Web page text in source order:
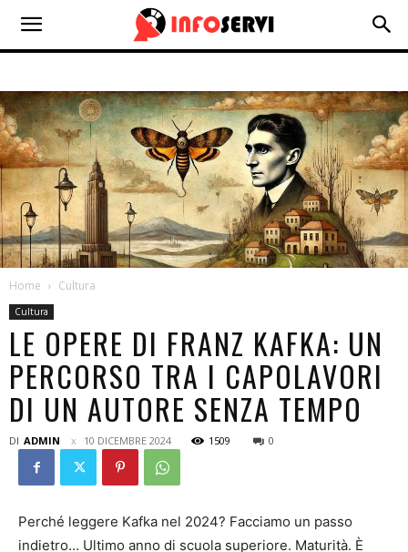
Home Cultura
Cultura
LE OPERE DI FRANZ KAFKA: UN
PERCORSO TRA I CAPOLAVORI
DI UN AUTORE SENZA TEMPO
DI ADMIN 10 DICEMBRE 2024 1509 0
Perché leggere Kafka nel 2024? Facciamo un passo
indietro… Ultimo anno di scuola superiore. Maturità. È